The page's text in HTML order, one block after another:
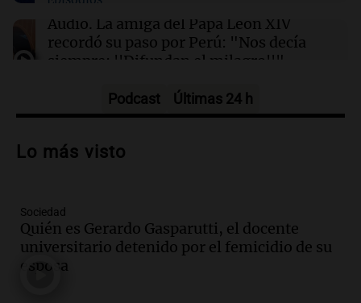
16:00 Sociedad
Candela Arizaga desligó a Facundo Moyano
tras declarar: "Tuve un brote, él no me hizo
Audio. La amiga del Papa León XIV
recordó su paso por Perú: "Nos decía
siempre: ''Difundan el milagro''"
Audio.Santa Fe, segunda provincia con
de Casa del Encuentro
Audio.
viviendas paralizadas tras el cierre de
Procrear en la provincia
Panorama Federal
Podcast Últimas 24 h
Lo más visto
Sociedad
Quién es Gerardo Gasparutti, el docente
universitario detenido por el femicidio de su
esposa